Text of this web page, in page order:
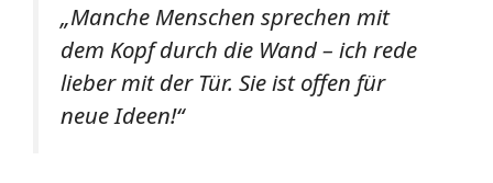
„Manche Menschen sprechen mit
dem Kopf durch die Wand – ich rede
lieber mit der Tür. Sie ist offen für
neue Ideen!“